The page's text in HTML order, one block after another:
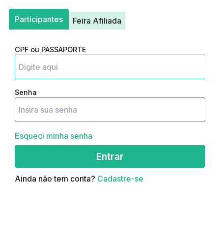
Participantes Feira Afiliada
CPF ou PASSAPORTE
Senha
Esqueci minha senha
Entrar
Ainda não tem conta? Cadastre-se